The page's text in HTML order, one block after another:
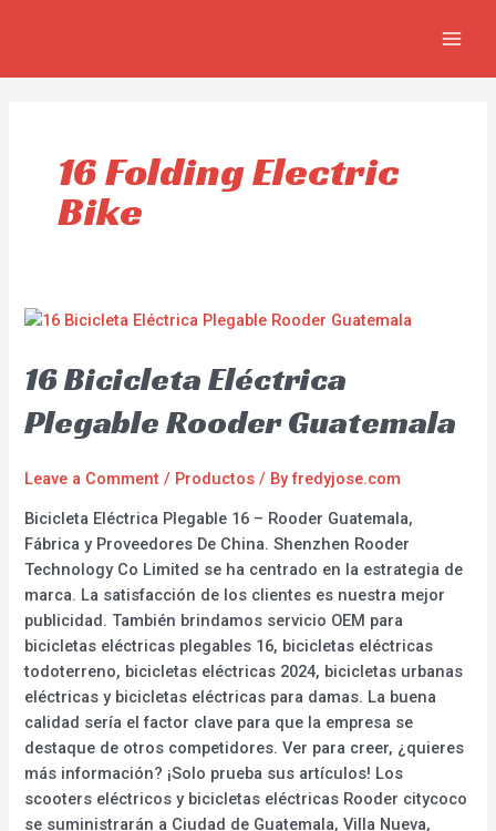
16 Folding Electric
Bike
16 Bicicleta Eléctrica
Plegable Rooder Guatemala
Leave a Comment / Productos / Byfredyjose.com
Bicicleta Eléctrica Plegable 16 – Rooder Guatemala,
Fábrica y Proveedores De China. Shenzhen Rooder
Technology Co Limited se ha centrado en la estrategia de
marca. La satisfacción de los clientes es nuestra mejor
publicidad. También brindamos servicio OEM para
bicicletas eléctricas plegables 16, bicicletas eléctricas
todoterreno, bicicletas eléctricas 2024, bicicletas urbanas
eléctricas y bicicletas eléctricas para damas. La buena
calidad sería el factor clave para que la empresa se
destaque de otros competidores. Ver para creer, ¿quieres
más información? ¡Solo prueba sus artículos! Los
scooters eléctricos y bicicletas eléctricas Rooder citycoco
se suministrarán a Ciudad de Guatemala, Villa Nueva,